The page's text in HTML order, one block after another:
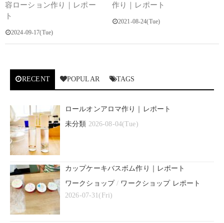
容ローション作り｜レポー
ト
2024-09-17(Tue)
作り｜レポート
2021-08-24(Tue)
RECENT POPULAR TAGS
ロールオンアロマ作り｜レポート
未分類 2026-08-04(Tue)
カップケーキバスボム作り｜レポート
ワークショップ/ ワークショップ レポート
2026-07-31(Fri)